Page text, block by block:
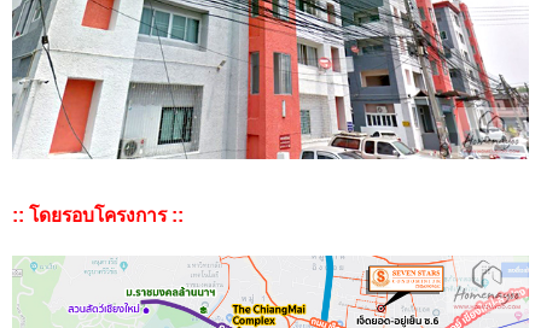
:: โดยรอบโครงการ ::